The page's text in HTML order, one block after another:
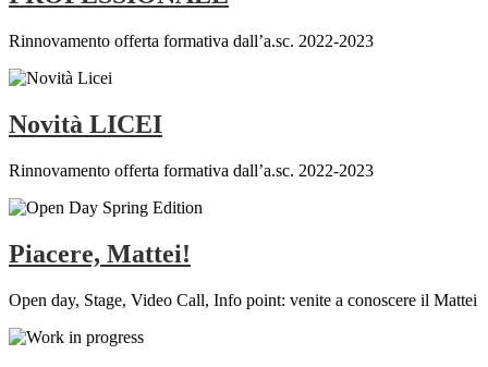
Rinnovamento offerta formativa dall’a.sc. 2022-2023
Novità LICEI
Rinnovamento offerta formativa dall’a.sc. 2022-2023
Piacere, Mattei!
Open day, Stage, Video Call, Info point: venite a conoscere il Mattei